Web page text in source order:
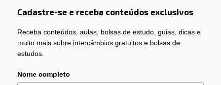
Cadastre-se e receba conteúdos exclusivos
Receba conteúdos, aulas, bolsas de estudo, guias, dicas e
muito mais sobre intercâmbios gratuitos e bolsas de
estudos.
Nome completo